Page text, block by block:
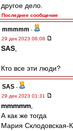
другое дело.
Последнее сообщение
mmmmm -
29 дек 2023 06:08
SAS
Кто все эти люди?
SAS -
29 дек 2023 01:31
mmmmm
А как же тогда
Мария Склодовская-